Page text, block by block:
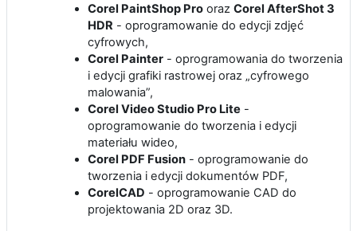
Corel PaintShop Pro oraz Corel AfterShot 3
HDR - oprogramowanie do edycji zdjęć
cyfrowych,
Corel Painter - oprogramowania do tworzenia
i edycji grafiki rastrowej oraz „cyfrowego
malowania”,
Corel Video Studio Pro Lite -
oprogramowanie do tworzenia i edycji
materiału wideo,
Corel PDF Fusion - oprogramowanie do
tworzenia i edycji dokumentów PDF,
CorelCAD - oprogramowanie CAD do
projektowania 2D oraz 3D.